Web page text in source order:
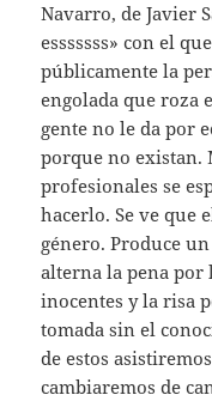
Navarro, de Javier
esssssss» con el
públicamente la
engolada que roza
gente no le da por
porque no existan.
profesionales se
hacerlo. Se ve que
género. Produce
alterna la pena por
inocentes y la risa
tomada sin el
de estos
cambiaremos de